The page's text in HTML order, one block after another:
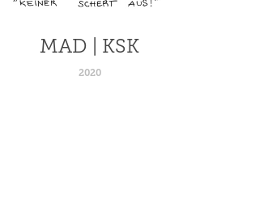
MAD | KSK
2020